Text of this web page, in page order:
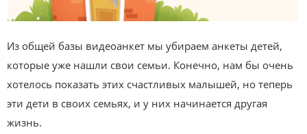
Из общей базы видеоанкет мы убираем анкеты детей,
которые уже нашли свои семьи. Конечно, нам бы очень
хотелось показать этих счастливых малышей, но теперь
эти дети в своих семьях, и у них начинается другая
жизнь.